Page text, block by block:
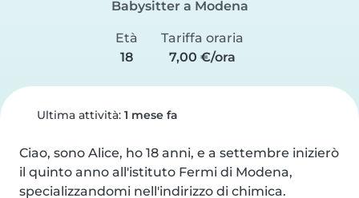
Babysitter a Modena
Età
18
Tariffa oraria
7,00 €/ora
Ultima attività: 1 mese fa
Ciao, sono Alice, ho 18 anni, e a settembre inizierò
il quinto anno all'istituto Fermi di Modena,
specializzandomi nell'indirizzo di chimica.